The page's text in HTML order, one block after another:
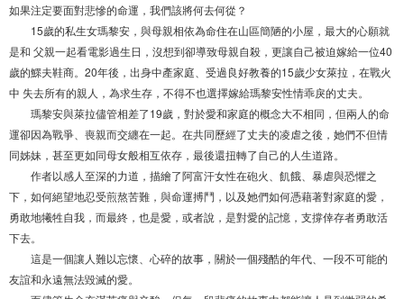
如果注定要面對悲慘的命運，我們該將何去何從？
15歲的私生女瑪黎安，與母親相依為命住在山區簡陋的小屋，最大的心願就
是和 父親一起看電影過生日，沒想到卻導致母親自殺，更讓自己被迫嫁給一位40
歲的鰥夫鞋商。20年後，出身中產家庭、受過良好教養的15歲少女萊拉，在戰火
中 失去所有的親人，為求生存，不得不也選擇嫁給瑪黎安性情乖戾的丈夫。
瑪黎安與萊拉儘管相差了19歲，對於愛和家庭的概念大不相同，但兩人的命
運卻因為戰爭、喪親而交纏在一起。在共同歷經了丈夫的凌虐之後，她們不但情
同姊妹，甚至更如同母女般相互依存，最後還扭轉了自己的人生道路。
作者以感人至深的力道，描繪了阿富汗女性在砲火、飢餓、暴虐與恐懼之
下，如何絕望地忍受煎熬苦難，與命運搏鬥，以及她們如何憑藉著對家庭的愛，
勇敢地犧牲自我，而最終，也是愛，或者說，是對愛的記憶，支撐倖存者勇敢活
下去。
這是一個讓人難以忘懷、心碎的故事，關於一個殘酷的年代、一段不可能的
友誼和永遠無法毀滅的愛。